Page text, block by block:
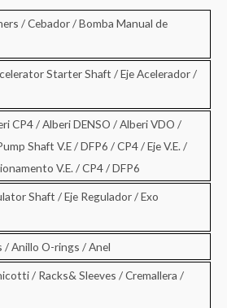
/ Cebador / Bomba Manual de
Starter Shaft / Eje Acelerador /
CP4 / Alberi DENSO / Alberi VDO /
Shaft V.E / DFP6 / CP4 / Eje V.E. /
V.E. / CP4 / DFP6
Shaft / Eje Regulador / Exo
Anillo O-rings / Anel
/ Racks& Sleeves / Cremallera /